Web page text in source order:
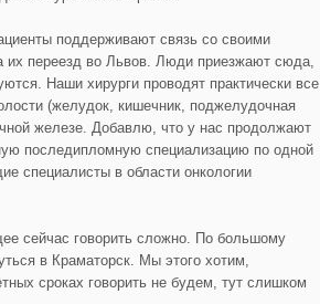
поддерживают связь со своими
их переезд во Львов. Люди приезжают сюда,
Наши хирурги проводят практически все
(желудок, кишечник, поджелудочная
железе. Добавлю, что у нас продолжают
последипломную специализацию по одной
специалисты в области онкологии
сейчас говорить сложно. По большому
в Краматорск. Мы этого хотим,
сроках говорить не будем, тут слишком